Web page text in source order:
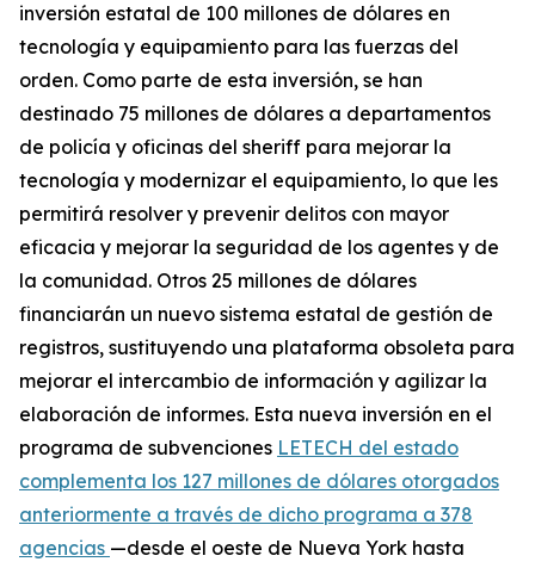
inversión estatal de 100 millones de dólares en
tecnología y equipamiento para las fuerzas del
orden. Como parte de esta inversión, se han
destinado 75 millones de dólares a departamentos
de policía y oficinas del sheriff para mejorar la
tecnología y modernizar el equipamiento, lo que les
permitirá resolver y prevenir delitos con mayor
eficacia y mejorar la seguridad de los agentes y de
la comunidad. Otros 25 millones de dólares
financiarán un nuevo sistema estatal de gestión de
registros, sustituyendo una plataforma obsoleta para
mejorar el intercambio de información y agilizar la
elaboración de informes. Esta nueva inversión en el
programa de subvenciones LETECH del estado
complementa los 127 millones de dólares otorgados
anteriormente a través de dicho programa a 378
agencias —desde el oeste de Nueva York hasta